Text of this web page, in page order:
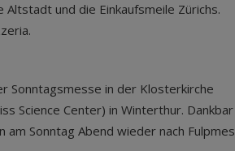
und die Einkaufsmeile Zürichs.
Sonntagsmesse in der Klosterkirche
Science Center) in Winterthur. Dankbar
am Sonntag Abend wieder nach Fulpmes